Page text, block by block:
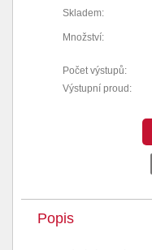
Skladem:
Množství:
Počet výstupů:
Výstupní proud:
Popis